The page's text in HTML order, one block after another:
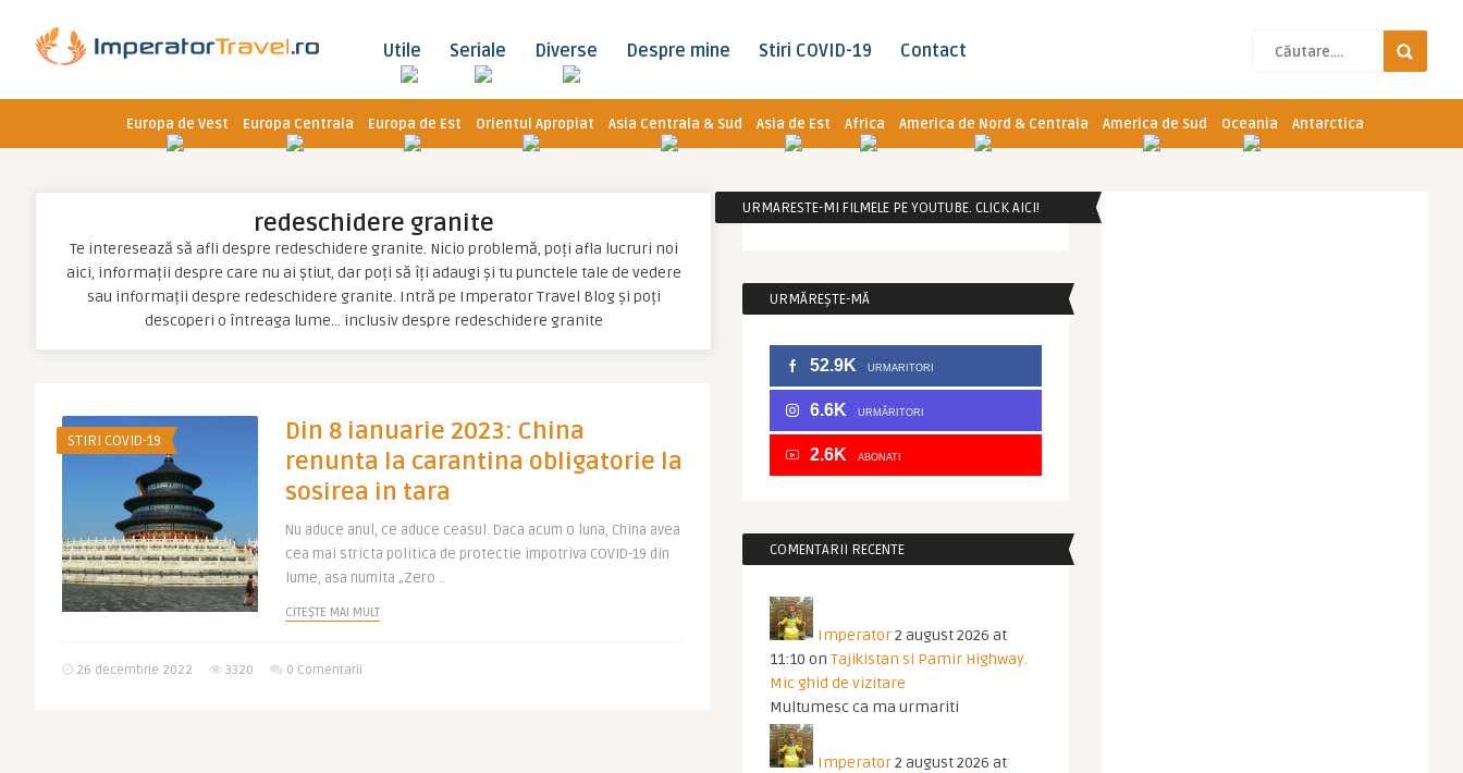
Utile Seriale Diverse Despre mine Stiri COVID-19 Contact
Europa de Vest Europa Centrala Europa de Est Orientul Apropiat Asia Centrala & Sud Asia de Est Africa America de Nord & Centrala America de Sud Oceania Antarctica
redeschidere granite
Te interesează să afli despre redeschidere granite. Nicio problemă, poți afla lucruri noi
aici, informații despre care nu ai știut, dar poți să îți adaugi și tu punctele tale de vedere
sau informații despre redeschidere granite. Intră pe Imperator Travel Blog și poți
descoperi o întreaga lume… inclusiv despre redeschidere granite
STIRI COVID-19
Din 8 ianuarie 2023: China
renunta la carantina obligatorie la
sosirea in tara
Nu aduce anul, ce aduce ceasul. Daca acum o luna, China avea
cea mai stricta politica de protectie impotriva COVID-19 din
lume, asa numita „Zero ..
CITEȘTE MAI MULT
26 decembrie 2022 3320 0 Comentarii
URMARESTE-MI FILMELE PE YOUTUBE. CLICK AICI!
URMĂREȘTE-MĂ
52.9K URMARITORI
6.6K URMĂRITORI
2.6K ABONATI
COMENTARII RECENTE
Imperator2 august 2026 at
11:10 on Tajikistan si Pamir Highway.
Mic ghid de vizitare
Multumesc ca ma urmariti
Imperator2 august 2026 at